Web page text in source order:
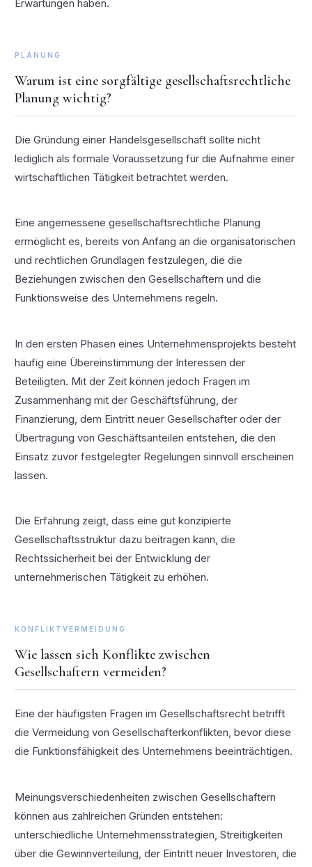
Erwartungen haben.
PLANUNG
Warum ist eine sorgfältige gesellschaftsrechtliche
Planung wichtig?
Die Gründung einer Handelsgesellschaft sollte nicht
lediglich als formale Voraussetzung für die Aufnahme einer
wirtschaftlichen Tätigkeit betrachtet werden.
Eine angemessene gesellschaftsrechtliche Planung
ermöglicht es, bereits von Anfang an die organisatorischen
und rechtlichen Grundlagen festzulegen, die die
Beziehungen zwischen den Gesellschaftern und die
Funktionsweise des Unternehmens regeln.
In den ersten Phasen eines Unternehmensprojekts besteht
häufig eine Übereinstimmung der Interessen der
Beteiligten. Mit der Zeit können jedoch Fragen im
Zusammenhang mit der Geschäftsführung, der
Finanzierung, dem Eintritt neuer Gesellschafter oder der
Übertragung von Geschäftsanteilen entstehen, die den
Einsatz zuvor festgelegter Regelungen sinnvoll erscheinen
lassen.
Die Erfahrung zeigt, dass eine gut konzipierte
Gesellschaftsstruktur dazu beitragen kann, die
Rechtssicherheit bei der Entwicklung der
unternehmerischen Tätigkeit zu erhöhen.
KONFLIKTVERMEIDUNG
Wie lassen sich Konflikte zwischen
Gesellschaftern vermeiden?
Eine der häufigsten Fragen im Gesellschaftsrecht betrifft
die Vermeidung von Gesellschafterkonflikten, bevor diese
die Funktionsfähigkeit des Unternehmens beeinträchtigen.
Meinungsverschiedenheiten zwischen Gesellschaftern
können aus zahlreichen Gründen entstehen:
unterschiedliche Unternehmensstrategien, Streitigkeiten
über die Gewinnverteilung, der Eintritt neuer Investoren, die